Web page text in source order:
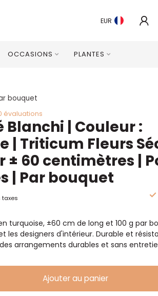
EUR
OCCASIONS PLANTES
bouquet
évaluations
Blanchi | Couleur :
| Triticum Fleurs
± 60 centimètres |
| Par bouquet
taxes
turquoise, ±60 cm de long et 100 g par
les designers d'intérieur. Durable et
arrangements durables et sans
Ajouter au panier